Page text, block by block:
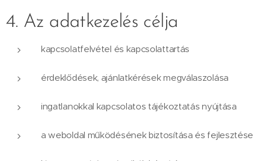
4. Az adatkezelés célja
kapcsolatfelvétel és kapcsolattartás
érdeklődések, ajánlatkérések megválaszolása
ingatlanokkal kapcsolatos tájékoztatás nyújtása
a weboldal működésének biztosítása és fejlesztése